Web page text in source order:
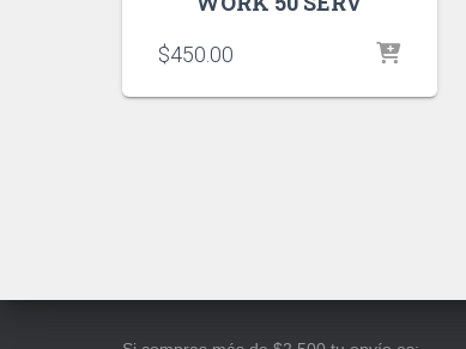
$450.00